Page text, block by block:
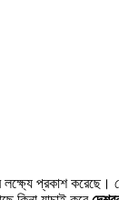
লক্ষ্যে প্রকাশ